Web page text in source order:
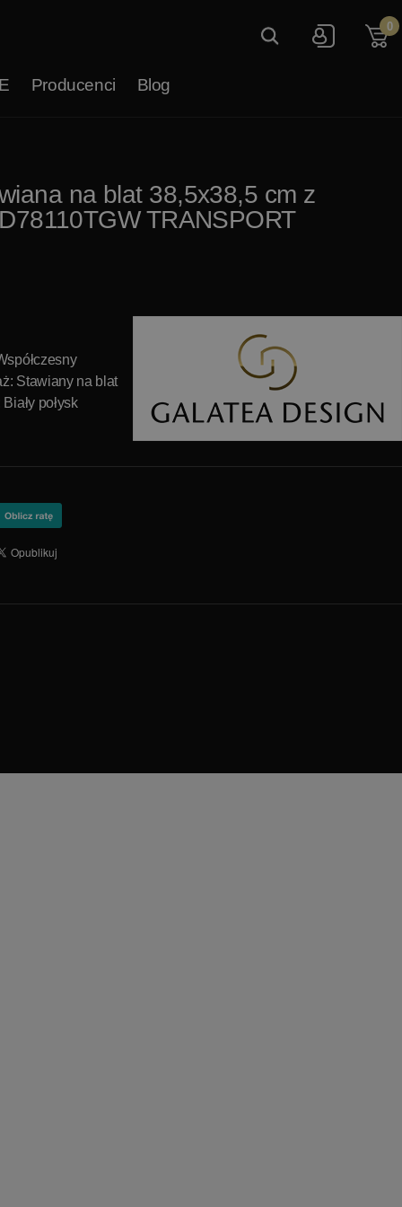
0
Producenci Blog
na blat 38,5x38,5 cm z
TRANSPORT
Stawiany na blat
Biały połysk